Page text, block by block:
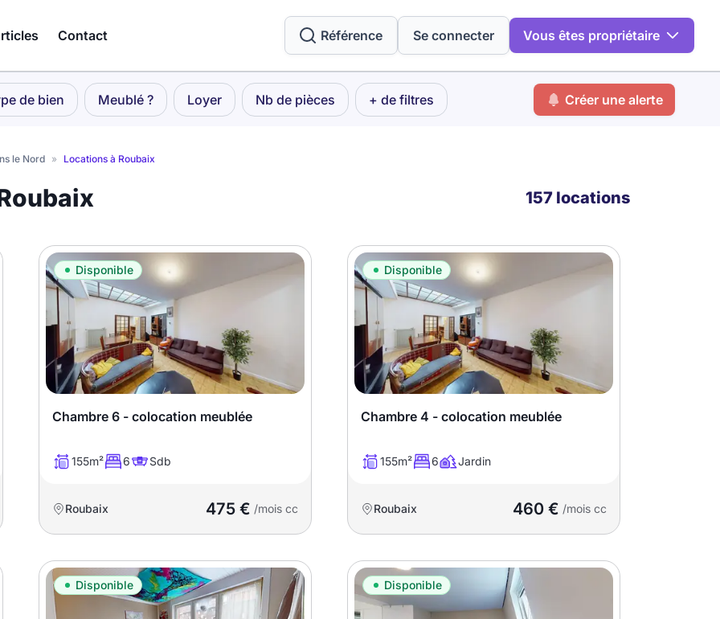
Contact Référence Se connecter Vous êtes propriétaire
de bien Meublé ? Loyer Nb de pièces + de filtres Créer une alerte
le Nord » Locations à Roubaix
157 locations
Disponible
Chambre 6 - colocation meublée
155m² 6 Sdb
Roubaix 475 € /mois cc
Disponible
Chambre 4 - colocation meublée
155m² 6 Jardin
Roubaix 460 € /mois cc
Disponible Disponible